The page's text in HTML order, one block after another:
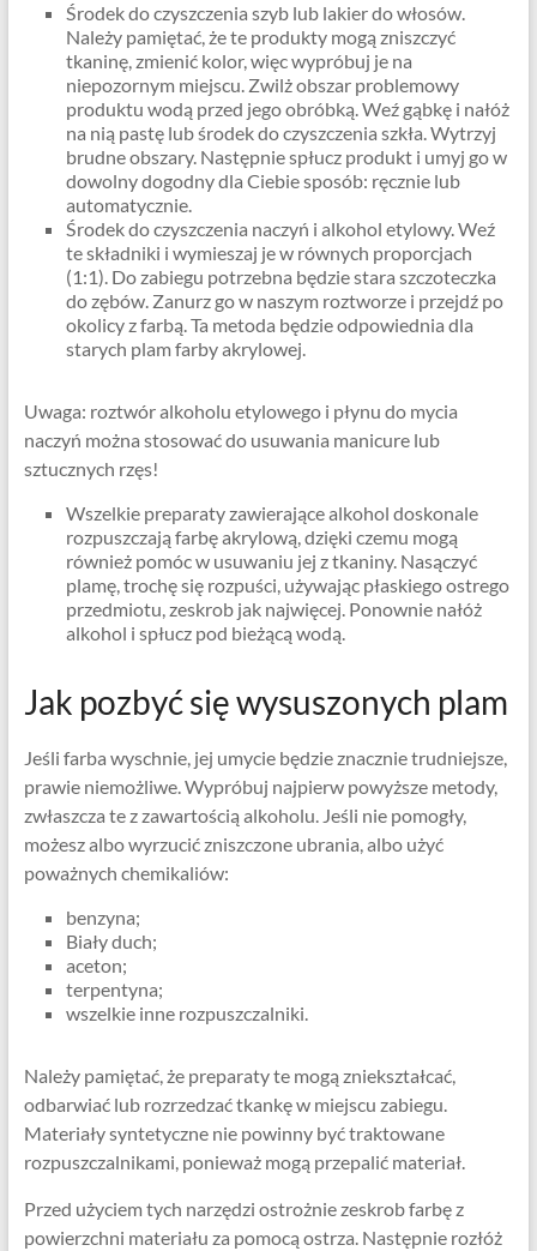
Środek do czyszczenia szyb lub lakier do włosów.
Należy pamiętać, że te produkty mogą zniszczyć
tkaninę, zmienić kolor, więc wypróbuj je na
niepozornym miejscu. Zwilż obszar problemowy
produktu wodą przed jego obróbką. Weź gąbkę i nałóż
na nią pastę lub środek do czyszczenia szkła. Wytrzyj
brudne obszary. Następnie spłucz produkt i umyj go w
dowolny dogodny dla Ciebie sposób: ręcznie lub
automatycznie.
Środek do czyszczenia naczyń i alkohol etylowy. Weź
te składniki i wymieszaj je w równych proporcjach
(1:1). Do zabiegu potrzebna będzie stara szczoteczka
do zębów. Zanurz go w naszym roztworze i przejdź po
okolicy z farbą. Ta metoda będzie odpowiednia dla
starych plam farby akrylowej.
Uwaga: roztwór alkoholu etylowego i płynu do mycia
naczyń można stosować do usuwania manicure lub
sztucznych rzęs!
Wszelkie preparaty zawierające alkohol doskonale
rozpuszczają farbę akrylową, dzięki czemu mogą
również pomóc w usuwaniu jej z tkaniny. Nasączyć
plamę, trochę się rozpuści, używając płaskiego ostrego
przedmiotu, zeskrob jak najwięcej. Ponownie nałóż
alkohol i spłucz pod bieżącą wodą.
Jak pozbyć się wysuszonych plam
Jeśli farba wyschnie, jej umycie będzie znacznie trudniejsze,
prawie niemożliwe. Wypróbuj najpierw powyższe metody,
zwłaszcza te z zawartością alkoholu. Jeśli nie pomogły,
możesz albo wyrzucić zniszczone ubrania, albo użyć
poważnych chemikaliów:
benzyna;
Biały duch;
aceton;
terpentyna;
wszelkie inne rozpuszczalniki.
Należy pamiętać, że preparaty te mogą zniekształcać,
odbarwiać lub rozrzedzać tkankę w miejscu zabiegu.
Materiały syntetyczne nie powinny być traktowane
rozpuszczalnikami, ponieważ mogą przepalić materiał.
Przed użyciem tych narzędzi ostrożnie zeskrob farbę z
powierzchni materiału za pomocą ostrza. Następnie rozłóż